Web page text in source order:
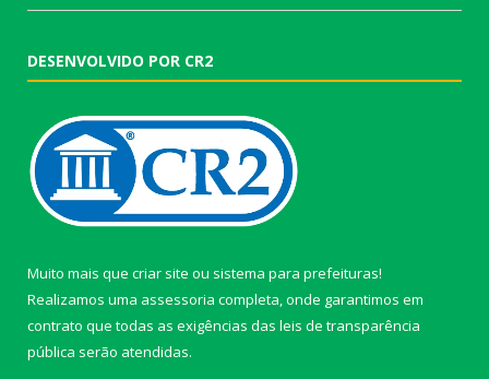
DESENVOLVIDO POR CR2
Muito mais que criar site ou sistema para prefeituras!
Realizamos uma assessoria completa, onde garantimos em
contrato que todas as exigências das leis de transparência
pública serão atendidas.